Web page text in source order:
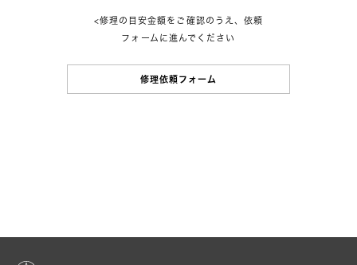
<修理の目安金額をご確認のうえ、依頼
フォームに進んでください
修理依頼フォーム